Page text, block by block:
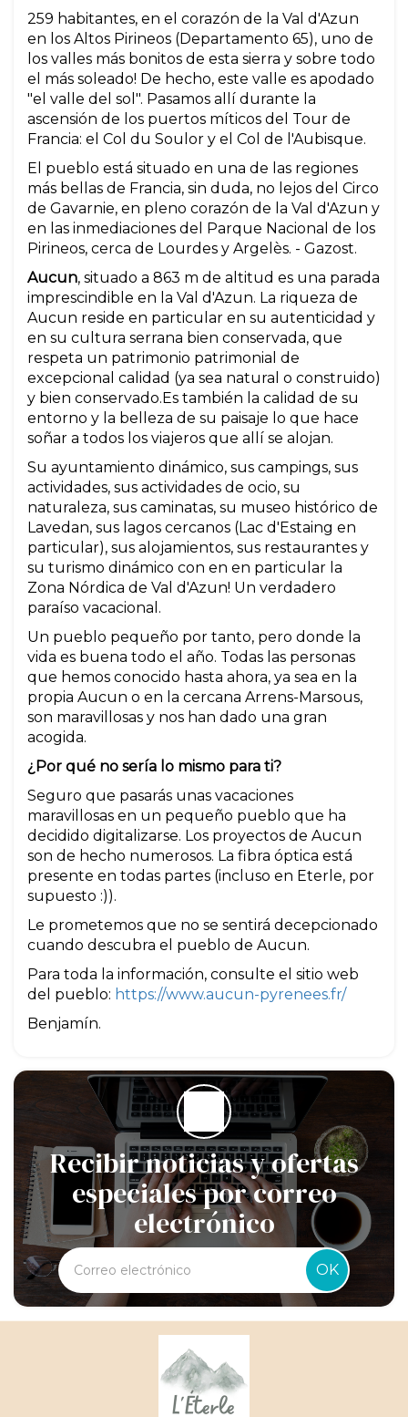
259 habitantes, en el corazón de la Val d'Azun
en los Altos Pirineos (Departamento 65), uno de
los valles más bonitos de esta sierra y sobre todo
el más soleado! De hecho, este valle es apodado
"el valle del sol". Pasamos allí durante la
ascensión de los puertos míticos del Tour de
Francia: el Col du Soulor y el Col de l'Aubisque.
El pueblo está situado en una de las regiones
más bellas de Francia, sin duda, no lejos del Circo
de Gavarnie, en pleno corazón de la Val d'Azun y
en las inmediaciones del Parque Nacional de los
Pirineos, cerca de Lourdes y Argelès. - Gazost.
Aucun, situado a 863 m de altitud es una parada
imprescindible en la Val d'Azun. La riqueza de
Aucun reside en particular en su autenticidad y
en su cultura serrana bien conservada, que
respeta un patrimonio patrimonial de
excepcional calidad (ya sea natural o construido)
y bien conservado.Es también la calidad de su
entorno y la belleza de su paisaje lo que hace
soñar a todos los viajeros que allí se alojan.
Su ayuntamiento dinámico, sus campings, sus
actividades, sus actividades de ocio, su
naturaleza, sus caminatas, su museo histórico de
Lavedan, sus lagos cercanos (Lac d'Estaing en
particular), sus alojamientos, sus restaurantes y
su turismo dinámico con en en particular la
Zona Nórdica de Val d'Azun! Un verdadero
paraíso vacacional.
Un pueblo pequeño por tanto, pero donde la
vida es buena todo el año. Todas las personas
que hemos conocido hasta ahora, ya sea en la
propia Aucun o en la cercana Arrens-Marsous,
son maravillosas y nos han dado una gran
acogida.
¿Por qué no sería lo mismo para ti?
Seguro que pasarás unas vacaciones
maravillosas en un pequeño pueblo que ha
decidido digitalizarse. Los proyectos de Aucun
son de hecho numerosos. La fibra óptica está
presente en todas partes (incluso en Eterle, por
supuesto :)).
Le prometemos que no se sentirá decepcionado
cuando descubra el pueblo de Aucun.
Para toda la información, consulte el sitio web
del pueblo: https://www.aucun-pyrenees.fr/
Benjamín.
Recibir noticias y ofertas
especiales por correo
electrónico
OK